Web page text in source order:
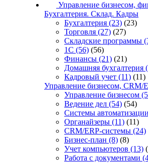
Управление бизнесом,
Бухгалтерия. Склад. Кадры
Бухгалтерия (23) (23)
Торговля (27) (27)
Складские программы
1С (56) (56)
Финансы (21) (21)
Домашняя бухгалтерия
Кадровый учет (11) (11)
Управление бизнесом, CRM/
Управление бизнесом
Ведение дел (54) (54)
Системы автоматизации
Органайзеры (11) (11)
CRM/ERP-системы (24)
Бизнес-план (8) (8)
Учет компьютеров (13)
Работа с документами